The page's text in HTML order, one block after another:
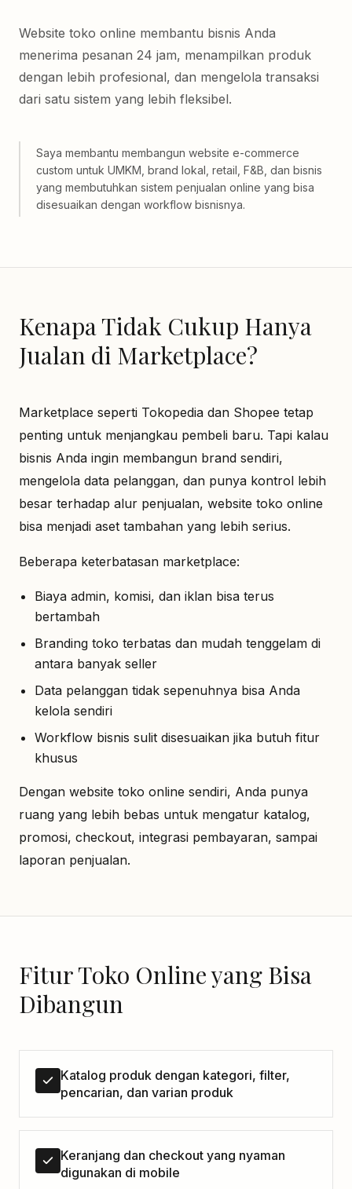
Website toko online membantu bisnis Anda
menerima pesanan 24 jam, menampilkan produk
dengan lebih profesional, dan mengelola transaksi
dari satu sistem yang lebih fleksibel.
Saya membantu membangun website e-commerce
custom untuk UMKM, brand lokal, retail, F&B, dan bisnis
yang membutuhkan sistem penjualan online yang bisa
disesuaikan dengan workflow bisnisnya.
Kenapa Tidak Cukup Hanya
Jualan di Marketplace?
Marketplace seperti Tokopedia dan Shopee tetap
penting untuk menjangkau pembeli baru. Tapi kalau
bisnis Anda ingin membangun brand sendiri,
mengelola data pelanggan, dan punya kontrol lebih
besar terhadap alur penjualan, website toko online
bisa menjadi aset tambahan yang lebih serius.
Beberapa keterbatasan marketplace:
Biaya admin, komisi, dan iklan bisa terus
bertambah
Branding toko terbatas dan mudah tenggelam di
antara banyak seller
Data pelanggan tidak sepenuhnya bisa Anda
kelola sendiri
Workflow bisnis sulit disesuaikan jika butuh fitur
khusus
Dengan website toko online sendiri, Anda punya
ruang yang lebih bebas untuk mengatur katalog,
promosi, checkout, integrasi pembayaran, sampai
laporan penjualan.
Fitur Toko Online yang Bisa
Dibangun
Katalog produk dengan kategori, filter,
pencarian, dan varian produk
Keranjang dan checkout yang nyaman
digunakan di mobile